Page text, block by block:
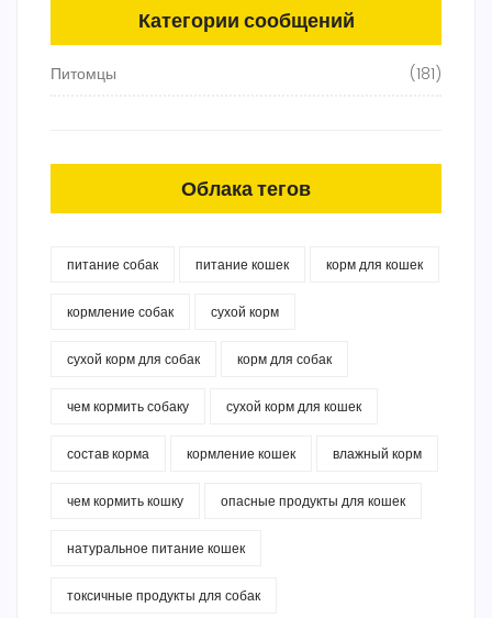
Категории сообщений
Питомцы (181)
Облака тегов
питание собак питание кошек корм для кошек
кормление собак сухой корм
сухой корм для собак корм для собак
чем кормить собаку сухой корм для кошек
состав корма кормление кошек влажный корм
чем кормить кошку опасные продукты для кошек
натуральное питание кошек
токсичные продукты для собак